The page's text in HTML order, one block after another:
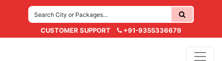
CUSTOMER SUPPORT +91-9355336679